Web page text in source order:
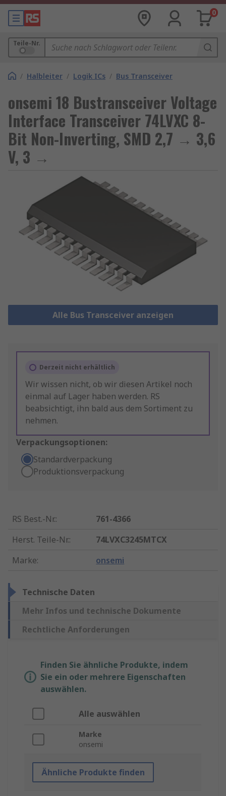
0
Teile-Nr.
/ Halbleiter / Logik ICs / Bus Transceiver
onsemi 18 Bustransceiver Voltage
Interface Transceiver 74LVXC 8-
Bit Non-Inverting, SMD 2,7 → 3,6
V, 3 →
Alle Bus Transceiver anzeigen
Derzeit nicht erhältlich
Wir wissen nicht, ob wir diesen Artikel noch
einmal auf Lager haben werden. RS
beabsichtigt, ihn bald aus dem Sortiment zu
nehmen.
Verpackungsoptionen:
Standardverpackung
Produktionsverpackung
RS Best.-Nr.:
761-4366
Herst. Teile-Nr.:
74LVXC3245MTCX
Marke: onsemi
Technische Daten
Mehr Infos und technische Dokumente
Rechtliche Anforderungen
Finden Sie ähnliche Produkte, indem
Sie ein oder mehrere Eigenschaften
auswählen.
Alle auswählen
Marke
onsemi
Ähnliche Produkte finden